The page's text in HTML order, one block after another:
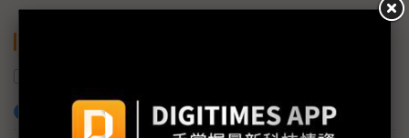
加入已選取到「關鍵字追蹤」